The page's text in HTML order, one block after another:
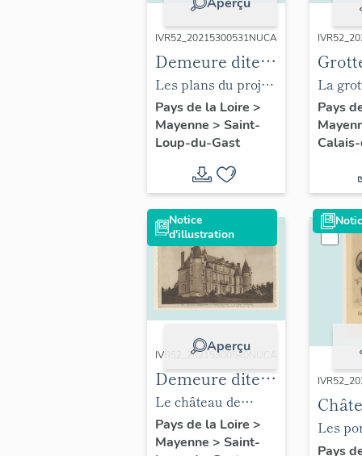
IVR52_20215300531NUCA
Demeure dite
château
(vestiges),
Malortie
Les plans du projet
de reconstruction
du château, rez-de-
chaussée et
premier étage, par
Marc Delattre,
1948.
Pays de la Loire >
Mayenne > Saint-
Loup-du-Gast
La
XXe
Pays
Notice
d'illustration
Aperçu
IVR52_20215300540NUCA
Demeure dite
château
(vestiges),
Malortie
Le château de
Malortie avant
destruction, carte
Pays de la Loire >
Mayenne > Saint-
l'Isle-
puis
Les
Pays